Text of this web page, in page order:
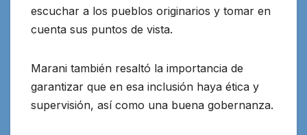
escuchar a los pueblos originarios y tomar en
cuenta sus puntos de vista.
Marani también resaltó la importancia de
garantizar que en esa inclusión haya ética y
supervisión, así como una buena gobernanza.